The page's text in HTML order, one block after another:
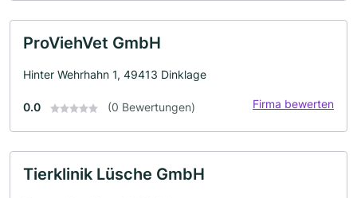
ProViehVet GmbH
Hinter Wehrhahn 1, 49413 Dinklage
0.0 (0 Bewertungen) Firma bewerten
Tierklinik Lüsche GmbH